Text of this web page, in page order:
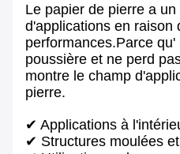
Le papier de pierre a
d'applications en raison
performances.Parce
poussière et ne perd
montre le champ
pierre.
✔ Applications à
✔ Structures moulées